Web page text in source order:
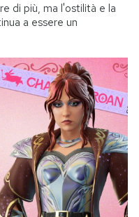
di più, ma l'ostilità e la
a essere un